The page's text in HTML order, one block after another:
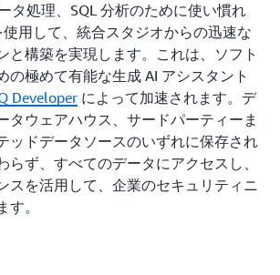
タ処理、SQL 分析のために使い慣れ
使用して、統合スタジオからの迅速な
と構築を実現します。これは、ソフト
の極めて有能な生成 AI アシスタント
Developer によって加速されます。デ
タウェアハウス、サードパーティーま
ッドデータソースのいずれに保存され
らず、すべてのデータにアクセスし、
スを活用して、企業のセキュリティニ
。